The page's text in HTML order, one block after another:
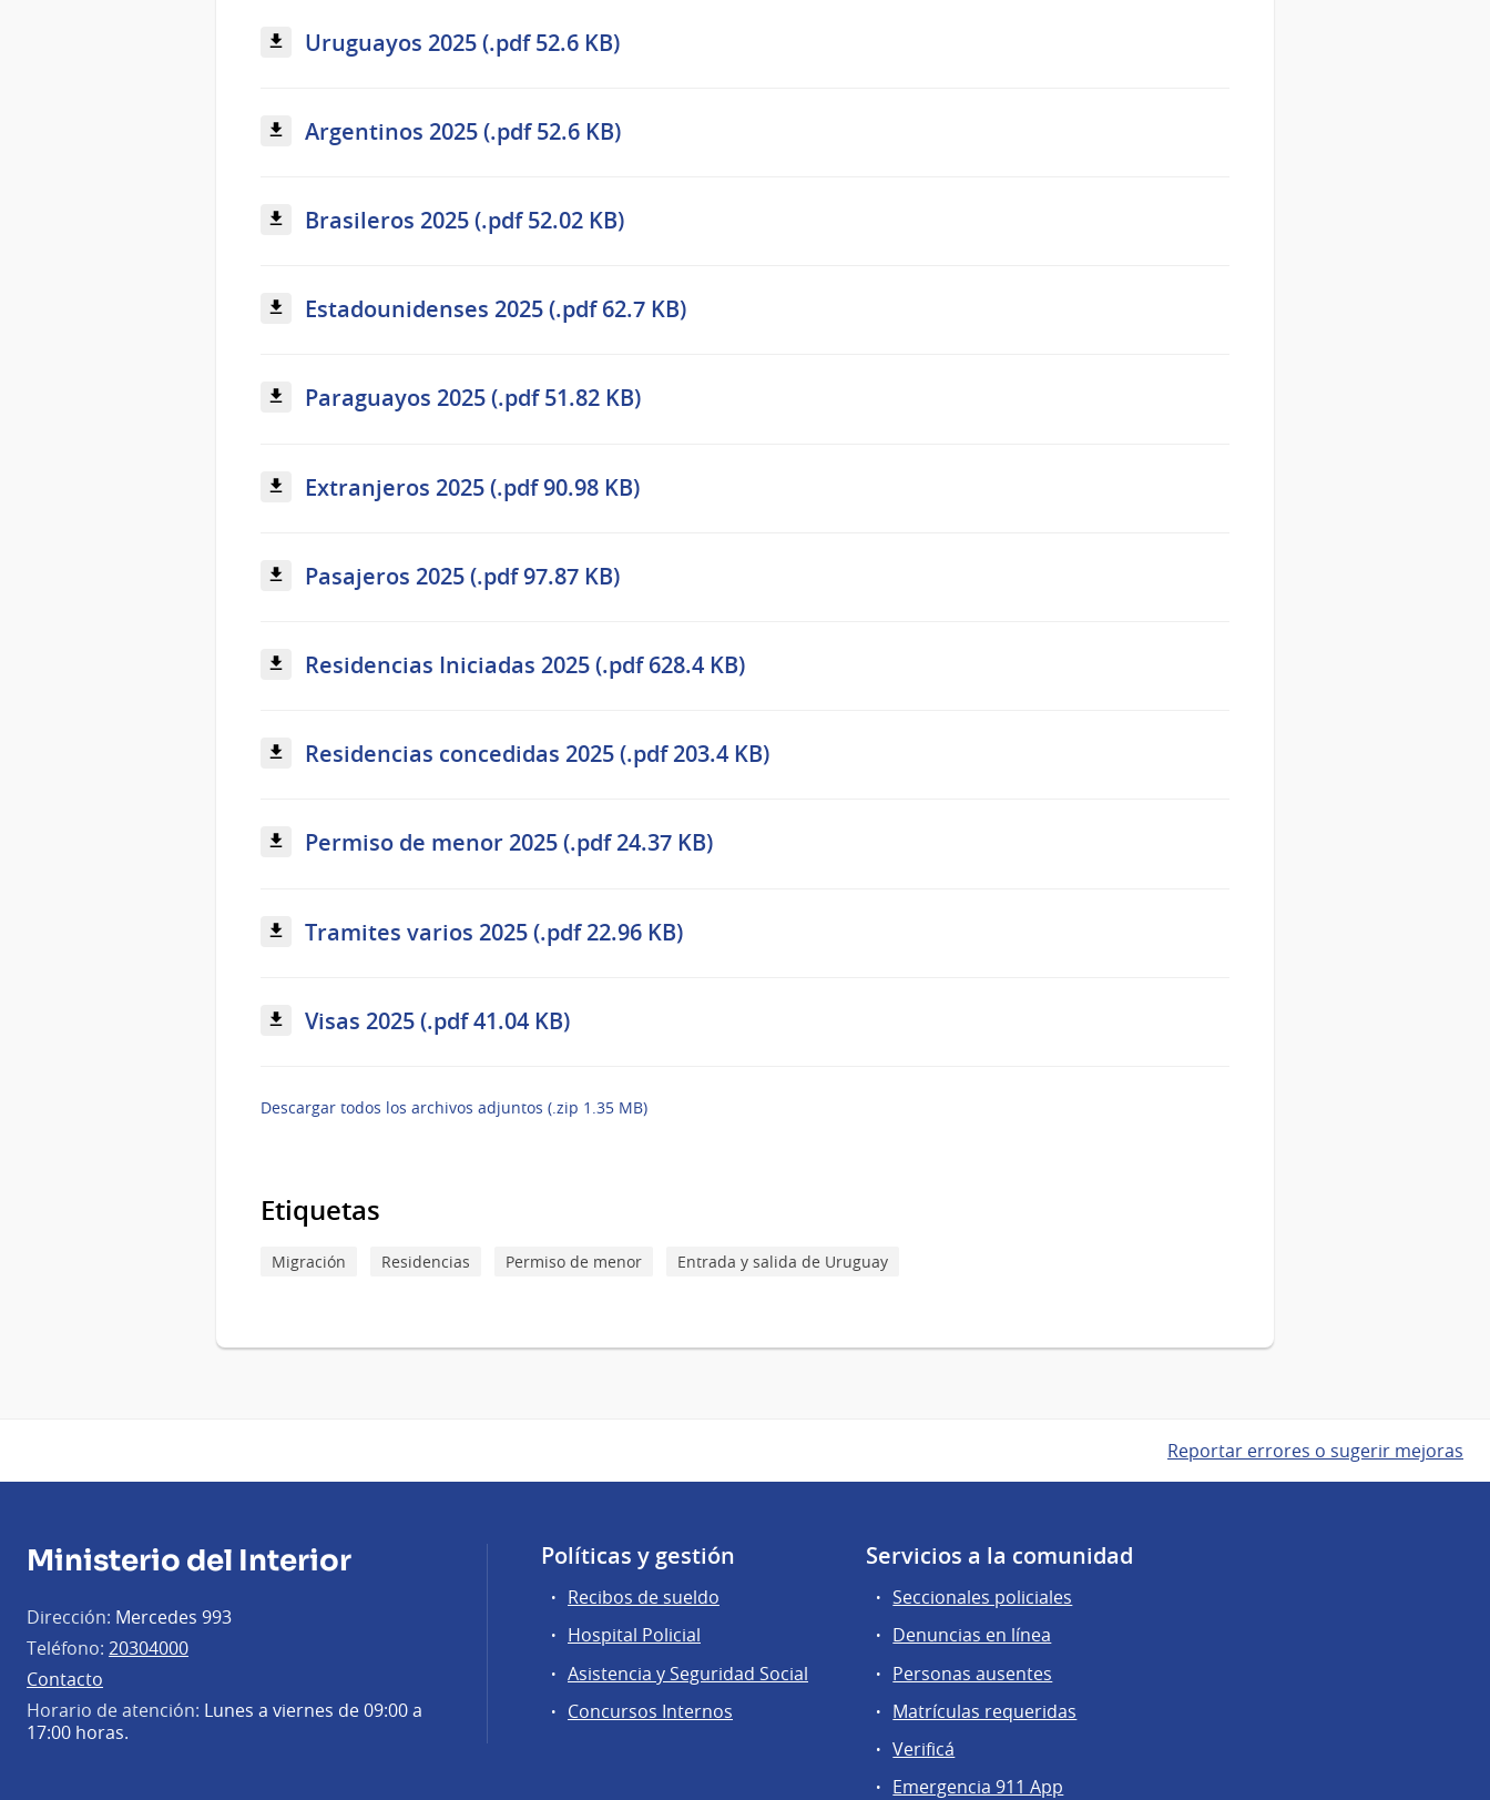
Uruguayos 2025 (.pdf 52.6 KB)
Argentinos 2025 (.pdf 52.6 KB)
Brasileros 2025 (.pdf 52.02 KB)
Estadounidenses 2025 (.pdf 62.7 KB)
Paraguayos 2025 (.pdf 51.82 KB)
Extranjeros 2025 (.pdf 90.98 KB)
Pasajeros 2025 (.pdf 97.87 KB)
Residencias Iniciadas 2025 (.pdf 628.4 KB)
Residencias concedidas 2025 (.pdf 203.4 KB)
Permiso de menor 2025 (.pdf 24.37 KB)
Tramites varios 2025 (.pdf 22.96 KB)
Visas 2025 (.pdf 41.04 KB)
Descargar todos los archivos adjuntos (.zip 1.35 MB)
Etiquetas
Migración Residencias Permiso de menor Entrada y salida de Uruguay
Reportar errores o sugerir mejoras
Ministerio del Interior
Dirección: Mercedes 993
Teléfono: 20304000
Contacto
Horario de atención: Lunes a viernes de 09:00 a
17:00 horas.
Políticas y gestión
Recibos de sueldo
Hospital Policial
Asistencia y Seguridad Social
Concursos Internos
Servicios a la comunidad
Seccionales policiales
Denuncias en línea
Personas ausentes
Matrículas requeridas
Verificá
Emergencia 911 App